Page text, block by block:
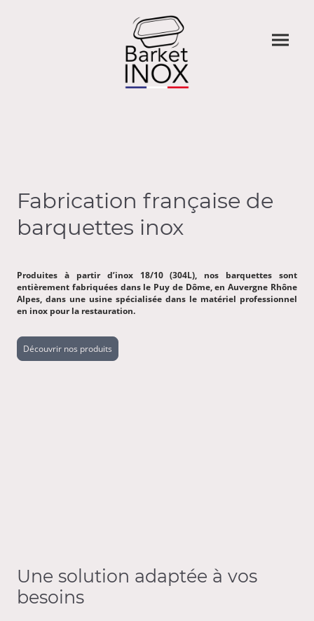
Fabrication française de
barquettes inox
Produites à partir d’inox 18/10 (304L), nos barquettes sont
entièrement fabriquées dans le Puy de Dôme, en Auvergne Rhône
Alpes, dans une usine spécialisée dans le matériel professionnel
en inox pour la restauration.
Découvrir nos produits
Une solution adaptée à vos
besoins